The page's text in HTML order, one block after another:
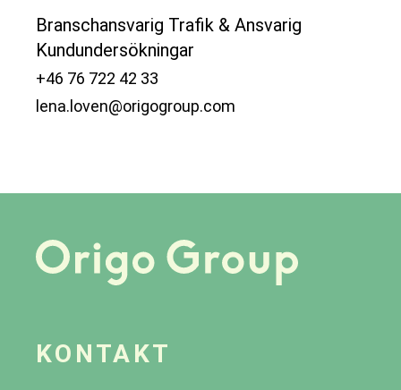
Branschansvarig Trafik & Ansvarig
Kundundersökningar
+46 76 722 42 33
lena.loven@origogroup.com
KONTAKT